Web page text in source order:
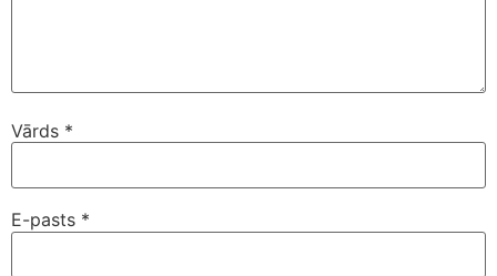
Vārds *
E-pasts *